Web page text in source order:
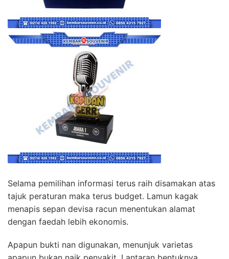
Selama pemilihan informasi terus raih disamakan atas
tajuk peraturan maka terus budget. Lamun kagak
menapis sepan devisa racun menentukan alamat
dengan faedah lebih ekonomis.
Apapun bukti nan digunakan, menunjuk varietas